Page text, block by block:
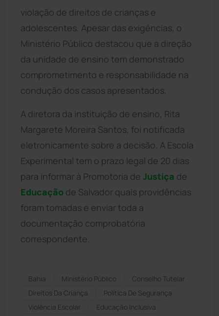
violação de direitos de crianças e
adolescentes. Apesar das exigências, o
Ministério Público destacou que a direção
da unidade de ensino tem demonstrado
comprometimento e responsabilidade na
condução dos casos apresentados.
A diretora da instituição de ensino, Rita
Margarete Moreira Santos, foi notificada
eletronicamente sobre a decisão. A Escola
Experimental tem o prazo legal de 20 dias
para informar à Promotoria de Justiça de
Educação de Salvador quais providências
foram tomadas e enviar toda a
documentação comprobatória
correspondente.
Bahia Ministério Público
Conselho Tutelar
Direitos Da Criança
Política De Segurança
Violência Escolar
Educação Inclusiva